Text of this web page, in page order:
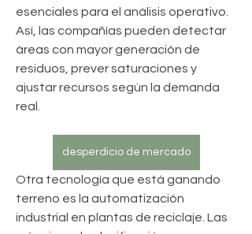
esenciales para el análisis operativo.
Así, las compañías pueden detectar
áreas con mayor generación de
residuos, prever saturaciones y
ajustar recursos según la demanda
real.
desperdicio de mercado
Otra tecnología que está ganando
terreno es la automatización
industrial en plantas de reciclaje. Las